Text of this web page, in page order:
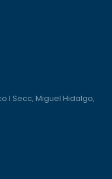
I Secc, Miguel Hidalgo,